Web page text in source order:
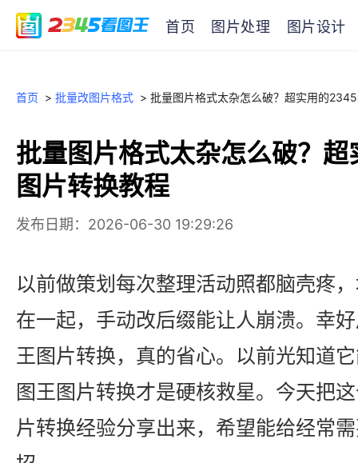
首页 图片处理 图片设计
首页 > 批量改图片格式 > 批量图片格式太杂怎么破？超实用的
批量图片格式太杂怎么破？
图片转换教程
发布日期：2026-06-30 19:29:26
以前做策划每次整理活动照都脑壳疼
在一起，手动改后缀能让人崩溃。幸
王图片转换，真的省心。以前光知道
图王图片转换才是硬核救星。今天把
片转换经验分享出来，希望能给经常